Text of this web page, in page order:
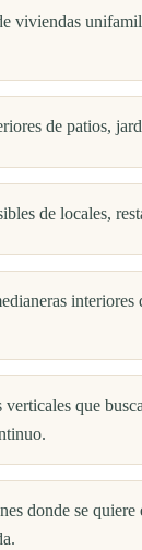
viviendas
de patios,
de locales,
interiores
verticales que
donde se quiere